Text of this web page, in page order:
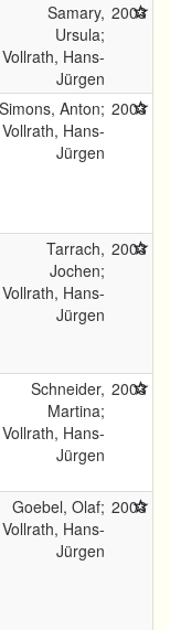
Samary,
Ursula;
Vollrath, Hans-
Jürgen
2003
Simons, Anton;
Vollrath, Hans-
Jürgen
2003
Tarrach,
Jochen;
Vollrath, Hans-
Jürgen
2003
Schneider,
Martina;
Vollrath, Hans-
Jürgen
2003
Goebel, Olaf;
Vollrath, Hans-
Jürgen
2003